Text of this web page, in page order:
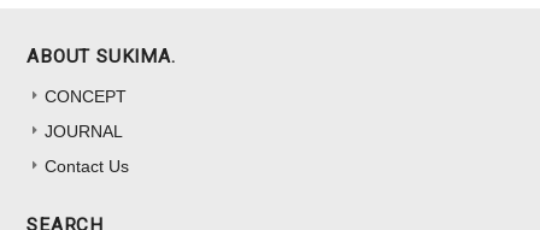
ABOUT SUKIMA.
CONCEPT
JOURNAL
Contact Us
SEARCH